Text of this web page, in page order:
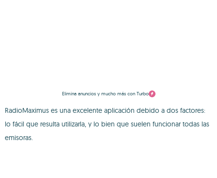
Elimina anuncios y mucho más con Turbo
RadioMaximus es una excelente aplicación debido a dos factores:
lo fácil que resulta utilizarla, y lo bien que suelen funcionar todas las
emisoras.